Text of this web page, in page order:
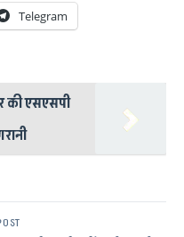
Telegram
की एसएसपी